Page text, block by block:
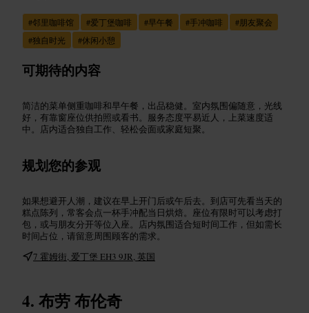
#邻里咖啡馆 #爱丁堡咖啡 #早午餐 #手冲咖啡 #朋友聚会
#独自时光 #休闲小憩
可期待的内容
简洁的菜单侧重咖啡和早午餐，出品稳健。室内氛围偏随意，光线
好，有靠窗座位供拍照或看书。服务态度平易近人，上菜速度适
中。店内适合独自工作、轻松会面或家庭短聚。
规划您的参观
如果想避开人潮，建议在早上开门后或午后去。到店可先看当天的
糕点陈列，常客会点一杯手冲配当日烘焙。座位有限时可以考虑打
包，或与朋友分开等位入座。店内氛围适合短时间工作，但如需长
时间占位，请留意周围顾客的需求。
7 霍姆街, 爱丁堡 EH3 9JR, 英国
布劳 布伦奇